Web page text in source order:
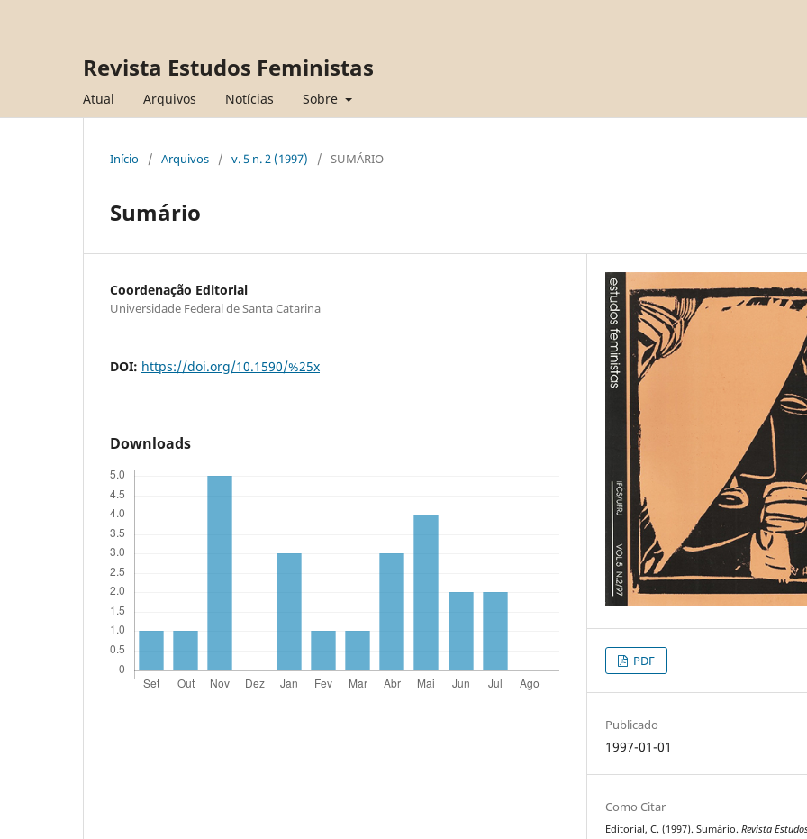
Revista Estudos Feministas
Atual Arquivos Notícias Sobre
Início / Arquivos / v. 5 n. 2 (1997) / SUMÁRIO
Sumário
Coordenação Editorial
Universidade Federal de Santa Catarina
DOI: https://doi.org/10.1590/%25x
Downloads
PDF
Publicado
1997-01-01
Como Citar
Editorial, C. (1997). Sumário.Revista